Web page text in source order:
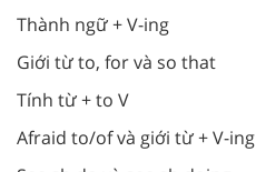
Thành ngữ + V-ing
Giới từ to, for và so that
Tính từ + to V
Afraid to/of và giới từ + V-ing